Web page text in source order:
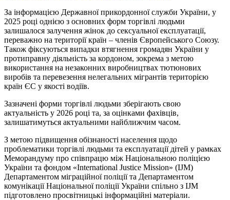
За інформацією Державної прикордонної служби України, у
2025 році однією з основних форм торгівлі людьми
залишалося залучення жінок до сексуальної експлуатації,
переважно на території країн – членів Європейського Союзу.
Також фіксуються випадки втягнення громадян України у
протиправну діяльність за кордоном, зокрема з метою
використання на незаконних виробництвах тютюнових
виробів та перевезення нелегальних мігрантів територією
країн ЄС у якості водіїв.
Зазначені форми торгівлі людьми зберігають свою
актуальність у 2026 році та, за оцінками фахівців,
залишатимуться актуальними найближчим часом.
З метою підвищення обізнаності населення щодо
проблематики торгівлі людьми та експлуатації дітей у рамках
Меморандуму про співпрацю між Національною поліцією
України та фондом «International Justice Mission» (IJM)
Департаментом міграційної поліції та Департаментом
комунікації Національної поліції України спільно з IJM
підготовлено просвітницькі інформаційні матеріали.